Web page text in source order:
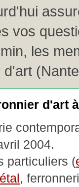
vos
les
d'art
d'art
2004.
particuliers (
,